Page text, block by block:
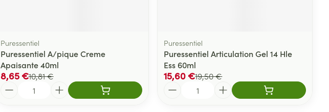
Puressentiel
Puressentiel A/pique Creme
Apaisante 40ml
10,81 €
8,65 €
Puressentiel
Puressentiel Articulation Gel 14 Hle
Ess 60ml
19,50 €
15,60 €